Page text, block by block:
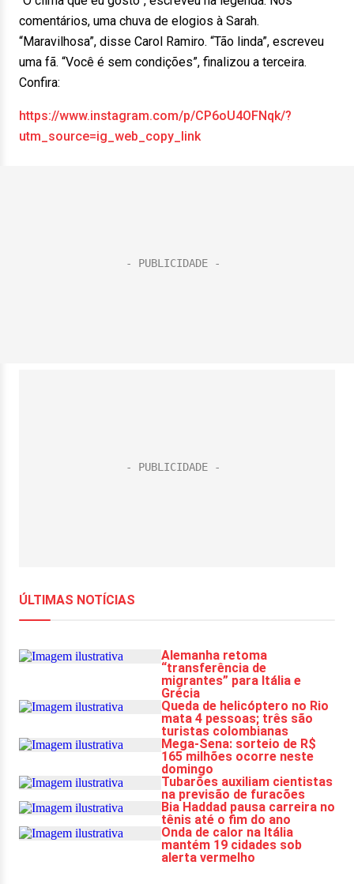
comentários, uma chuva de elogios à Sarah.
“Maravilhosa”, disse Carol Ramiro. “Tão linda”, escreveu
uma fã. “Você é sem condições”, finalizou a terceira.
Confira:
https://www.instagram.com/p/CP6oU4OFNqk/?
utm_source=ig_web_copy_link